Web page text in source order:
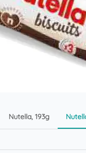
Nutella, 193g